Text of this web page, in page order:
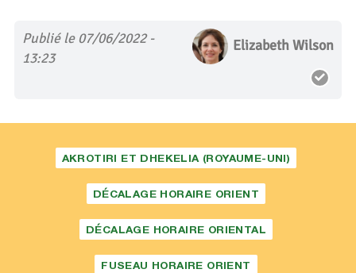
Publié le 07/06/2022 -
13:23
Elizabeth Wilson
AKROTIRI ET DHEKELIA (ROYAUME-UNI)
DÉCALAGE HORAIRE ORIENT
DÉCALAGE HORAIRE ORIENTAL
FUSEAU HORAIRE ORIENT